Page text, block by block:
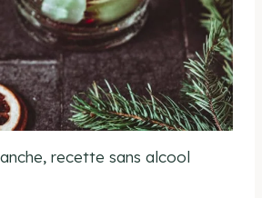
recette sans alcool